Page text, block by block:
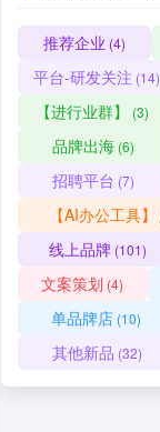
推荐企业 (4)
平台-研发关注 (14)
【进行业群】 (3)
品牌出海 (6)
招聘平台 (7)
【AI办公工具】
线上品牌 (101)
文案策划 (4)
单品牌店(10)
其他新品 (32)